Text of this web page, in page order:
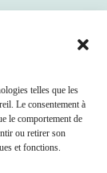
telles que les
Le consentement à
le comportement de
ou retirer son
et fonctions.
maladie